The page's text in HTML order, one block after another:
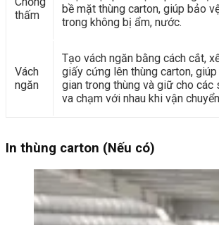
thấm
bề mặt thùng carton, giúp bảo
trong không bị ẩm, nước.
Vách
ngăn
Tạo vách ngăn bằng cách cắt,
giấy cứng lên thùng carton,
gian trong thùng và giữ cho các
va chạm với nhau khi vận
In thùng carton (Nếu có)